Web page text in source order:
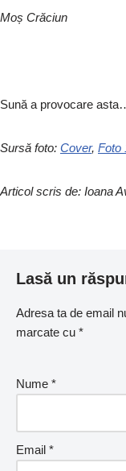
Moș Crăciun
Sună a provocare
Sursă foto: Cover, Foto
Articol scris de: Ioana
Lasă un
Adresa ta de email
marcate cu *
Nume *
Email *